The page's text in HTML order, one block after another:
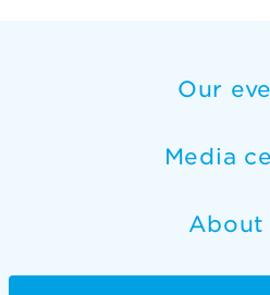
Our
Media
About